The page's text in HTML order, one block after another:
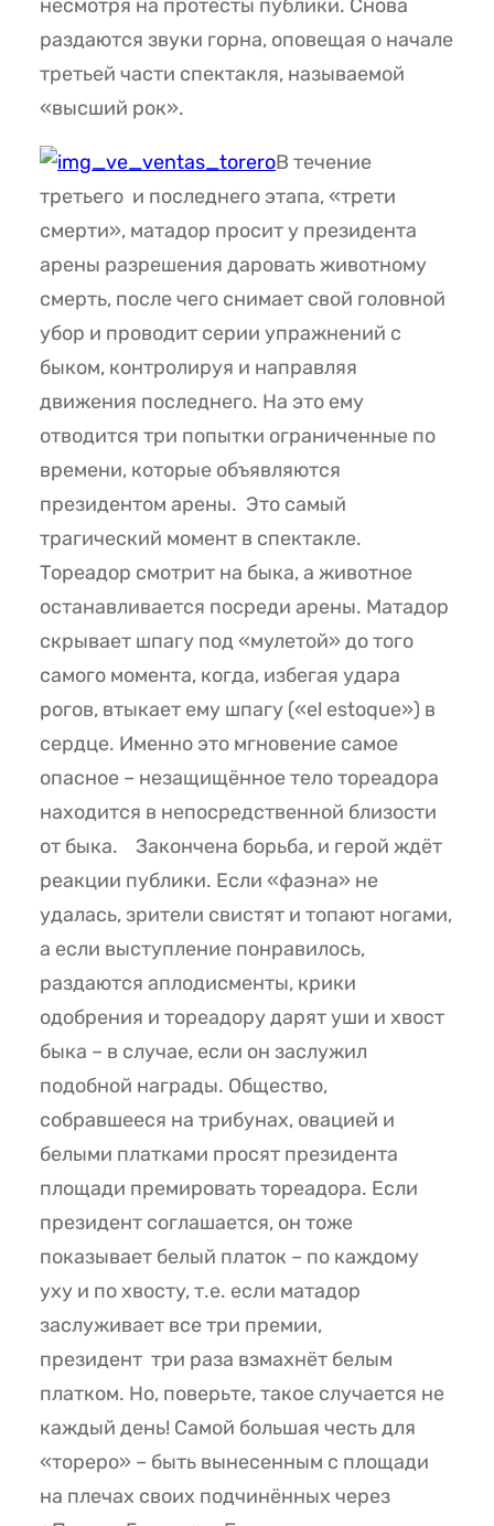
несмотря на протесты публики. Снова
раздаются звуки горна, оповещая о начале
третьей части спектакля, называемой
«высший рок».
В течение
третьего и последнего этапа, «трети
смерти», матадор просит у президента
арены разрешения даровать животному
смерть, после чего снимает свой головной
убор и проводит серии упражнений с
быком, контролируя и направляя
движения последнего. На это ему
отводится три попытки ограниченные по
времени, которые объявляются
президентом арены. Это самый
трагический момент в спектакле.
Тореадор смотрит на быка, а животное
останавливается посреди арены. Матадор
скрывает шпагу под «мулетой» до того
самого момента, когда, избегая удара
рогов, втыкает ему шпагу («el estoque») в
сердце. Именно это мгновение самое
опасное – незащищённое тело тореадора
находится в непосредственной близости
от быка. Закончена борьба, и герой ждёт
реакции публики. Если «фаэна» не
удалась, зрители свистят и топают ногами,
а если выступление понравилось,
раздаются аплодисменты, крики
одобрения и тореадору дарят уши и хвост
быка – в случае, если он заслужил
подобной награды. Общество,
собравшееся на трибунах, овацией и
белыми платками просят президента
площади премировать тореадора. Если
президент соглашается, он тоже
показывает белый платок – по каждому
уху и по хвосту, т.е. если матадор
заслуживает все три премии,
президент три раза взмахнёт белым
платком. Но, поверьте, такое случается не
каждый день! Самой большая честь для
«тореро» – быть вынесенным с площади
на плечах своих подчинённых через